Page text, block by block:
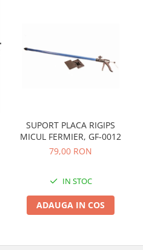
SUPORT PLACA RIGIPS
MICUL FERMIER, GF-0012
79,00 RON
IN STOC
ADAUGA IN COS